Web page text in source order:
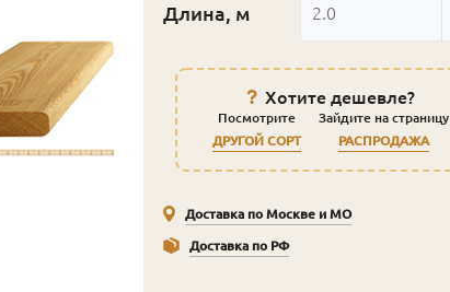
Длина, м 2.0
Хотите дешевле?
Посмотрите
ДРУГОЙ СОРТ
Зайдите на страницу
РАСПРОДАЖА
Доставка по Москве и МО
Доставка по РФ